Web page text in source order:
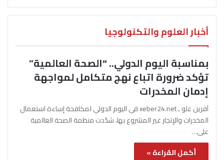
أخبار العلوم والتكنولوجيا
بمناسبة اليوم الدولي.. “الصحة العالمية”
تؤكد ضرورة اتباع نهج متكامل لمواجهة
إدمان المخدرات
آفرين علو ـ xeber24.net في اليوم الدولي لمكافحة إساءة استعمال
المخدرات والإتجار غير المشروع بها، شدّدت منظمة الصحة العالمية
على…
أكمل القراءة »